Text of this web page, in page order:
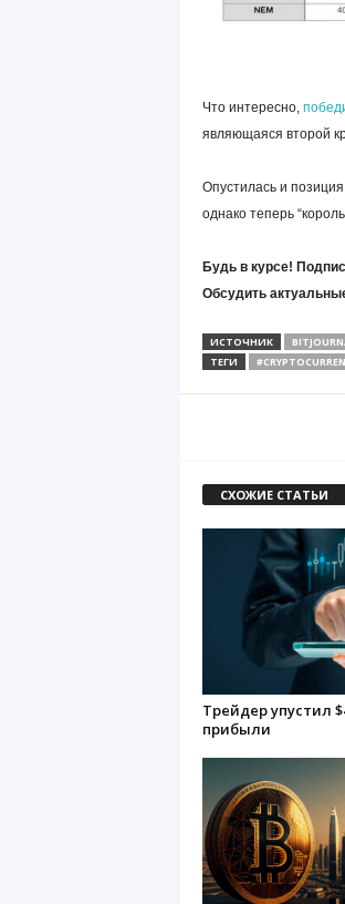
Что интересно,
являющаяся второй
Опустилась и
однако теперь
Будь в курсе!
Обсудить
ИСТОЧНИК
ТЕГИ
СХОЖИЕ СТАТЬИ
Трейдер упустил
прибыли